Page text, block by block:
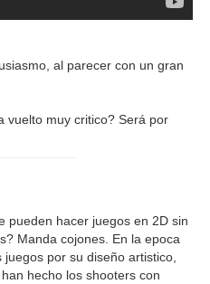
al parecer con un gran
vuelto muy critico? Será por
pueden hacer juegos en 2D sin
Manda cojones. En la epoca
por su diseño artistico,
hecho los shooters con